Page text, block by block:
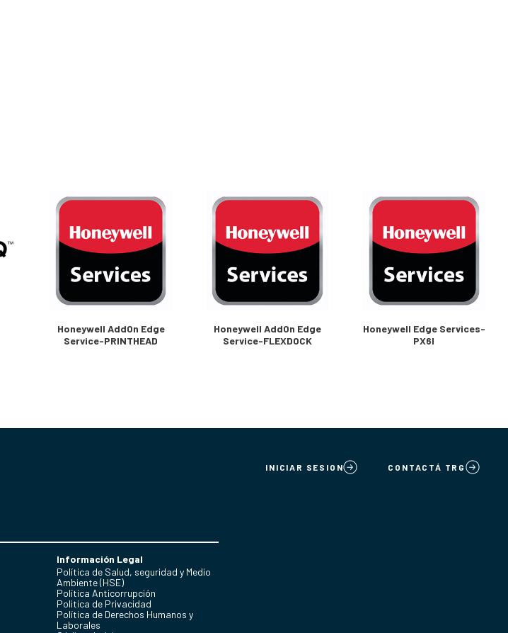
Honeywell AddOn Edge
Service-PRINTHEAD
Honeywell AddOn Edge
Service-FLEXDOCK
Honeywell Edge Services-
PX6I
INICIAR SESION CONTACTÁ TRG
Información Legal
Política de Salud, seguridad y Medio
Ambiente (HSE)
Política Anticorrupción
Politica de Privacidad
Política de Derechos Humanos y
Laborales